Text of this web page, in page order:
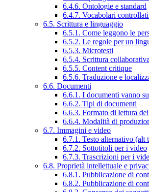
6.4.6. Ontologie e standard
6.4.7. Vocabolari
6.5. Scrittura e linguaggio
6.5.1. Come leggono le
6.5.2. Le regole per un
6.5.3. Microtesti
6.5.4. Scrittura collaborativa
6.5.5. Content critique
6.5.6. Traduzione e
6.6. Documenti
6.6.1. I documenti vanno
6.6.2. Tipi di documenti
6.6.3. Formato di lettura
6.6.4. Modalità di
6.7. Immagini e video
6.7.1. Testo alternativo (alt
6.7.2. Sottotitoli per i video
6.7.3. Trascrizioni per i
6.8. Proprietà intellettuale e
6.8.1. Pubblicazione di
6.8.2. Pubblicazione di